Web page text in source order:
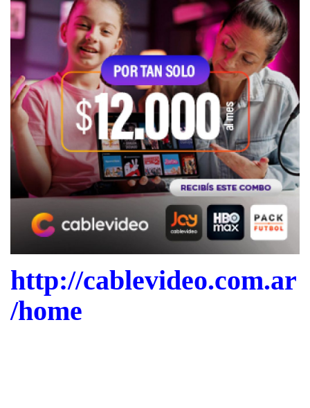
http://cablevideo.com.ar
/home